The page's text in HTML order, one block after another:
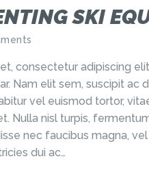
SKI
consectetur adipiscing
Nam elit sem, suscipit ac
vel euismod tortor,
Nulla nisl turpis,
nec faucibus magna,
dui ac…